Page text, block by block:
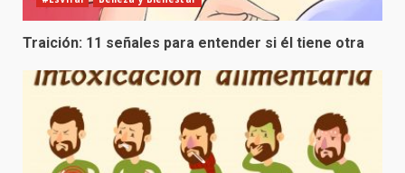
Traición: 11 señales para entender si él tiene otra